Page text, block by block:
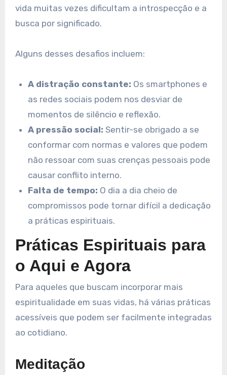
vida muitas vezes dificultam a introspecção e a
busca por significado.
Alguns desses desafios incluem:
A distração constante: Os smartphones e
as redes sociais podem nos desviar de
momentos de silêncio e reflexão.
A pressão social: Sentir-se obrigado a se
conformar com normas e valores que podem
não ressoar com suas crenças pessoais pode
causar conflito interno.
Falta de tempo: O dia a dia cheio de
compromissos pode tornar difícil a dedicação
a práticas espirituais.
Práticas Espirituais para
o Aqui e Agora
Para aqueles que buscam incorporar mais
espiritualidade em suas vidas, há várias práticas
acessíveis que podem ser facilmente integradas
ao cotidiano.
Meditação